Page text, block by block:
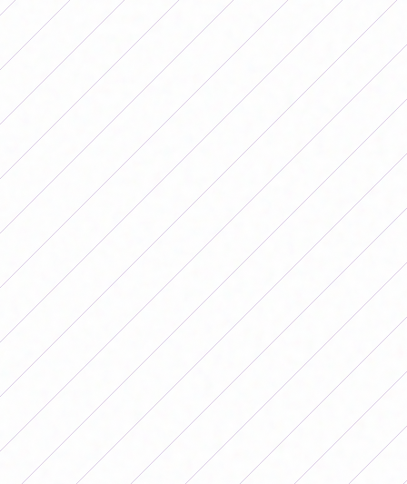
QUANTO CADA EQUIPE GANHOU
Por Redacción FutFemGol 20 de outubro de 2025
Contamos tudo sobre os prêmios
financeiros que os três melhores times
da Conmebol Libertadores 2025
receberam.
Contamos tudo sobre os prêmios
financeiros que os três melhores
times da Conmebol Libertadores
2025 receberam.
Terminou mais uma edição da Conmebol Libertadores
desta vez na Argentina e novamente com o
Corinthians
levantando o título máximo, e no
FutFemGolcontamos
quais foram os prêmios financeiros distribuídos pela
entidade e quanto os clubes participantes levaram para
casa.